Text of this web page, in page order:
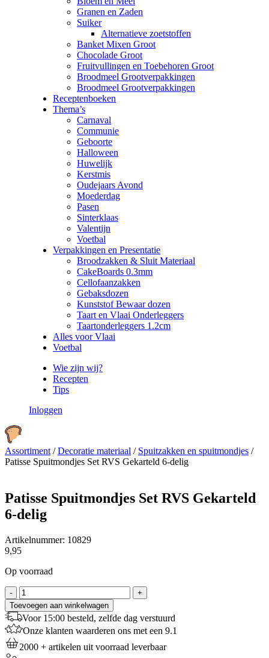
Granen en Zaden
Suiker
Alternatieve zoetstoffen
Banket Mixen Groot
Chocolade Groot
Fruitvullingen en Toebehoren Groot
Broodmeel Grootverpakkingen
Broodmeel Grootverpakkingen
Receptenboeken
Thema’s
Carnaval
Communie
Geboorte
Halloween
Huwelijk
Kerstmis
Oudejaars Avond
Moederdag
Pasen
Sinterklaas
Valentijn
Voetbal
Verpakkingen en Presentatie
Broodzakken & Sluit Materiaal
CakeBoards 0.3mm
Cellofaanzakken
Gebaksdozen
Kunststof Bewaar dozen
Taart en Vlaai Onderleggers
Taartonderleggers 1.2cm
Alles voor Vlaai
Voetbal
Wie zijn wij?
Recepten
Tips
Inloggen
Assortiment /Decoratie materiaal / Spuitzakken en spuitmondjes /
Patisse Spuitmondjes Set RVS Gekarteld 6-delig
Patisse Spuitmondjes Set RVS Gekarteld
6-delig
Artikelnummer: 10829
9,95
Op voorraad
-
Patisse
Spuitmondjes
Set
RVS
Gekarteld
6-
+
Toevoegen aan winkelwagen
Voor 15:00 besteld, zelfde dag verstuurd
Onze klanten waarderen ons met een 9.1
2000 + artikelen uit voorraad leverbaar